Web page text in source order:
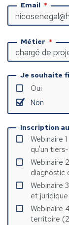
Email
Métier
Je souhaite
Oui
Non
Inscription
Webinaire
qu'un
Webinaire
diagnostic
Webinaire
et
Webinaire
territoire